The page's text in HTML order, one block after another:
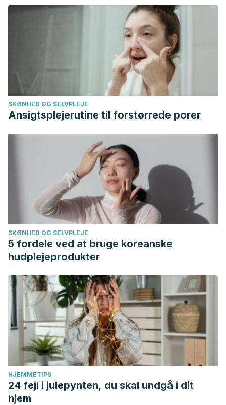
primrose oil.American Family Physician. American Academy
https://doi.org/10.1136/bmj.309.6966.1437a
Messina, M. (2014). Soy foods, isoflavones, and the health
of postmenopausal women. InAmerican Journal of Clinical
(Vol. 100). American Society for Nutrition.
https://doi.org/10.3945/ajcn.113.07146
Bent, S., Padula, A., Moore, D., Patterson, M., & Mehling, W.
(2006, December). Valerian for Sleep: A Systematic
Review and Meta-Analysis.American Journal of Medicine.
https://doi.org/10.1016/j.amjmed.2006.02.026
SKØNHED OG SELVPLEJE
Ansigtsplejerutine til forstørrede porer
SKØNHED OG SELVPLEJE
5 fordele ved at bruge koreanske
hudplejeprodukter
HJEMMETIPS
24 fejl i julepynten, du skal undgå i dit
hjem